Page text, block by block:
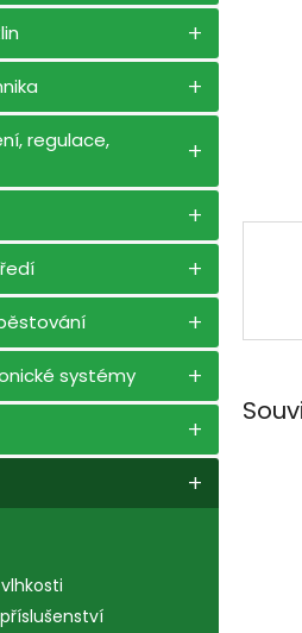
regulace,
systémy